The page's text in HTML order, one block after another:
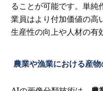
ることが可能です。単純
業員はより付加価値の高
生産性の向上や人材の有
農業や漁業における産